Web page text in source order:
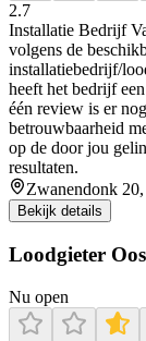
2.7
Installatie Bedrijf
volgens de
installatiebedrijf/
heeft het bedrijf
één review is er
betrouwbaarheid
op de door jou
resultaten.
Zwanendonk
Bekijk details
Loodgieter
Nu open